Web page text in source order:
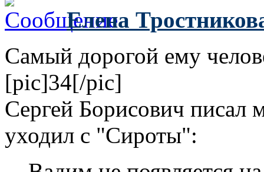
Елена
Самый дорогой ему
[pic]34[/pic]
Сергей Борисович писал
уходил с "Сироты":